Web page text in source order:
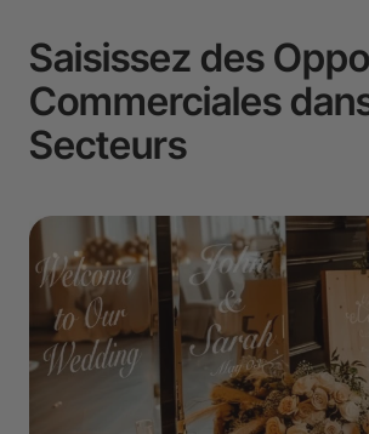
Saisissez des
Commerciales
Secteurs